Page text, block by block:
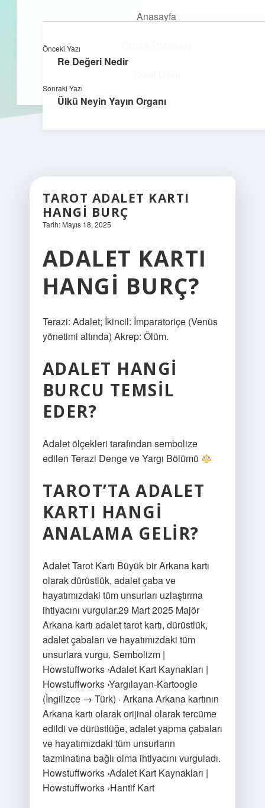
Anasayfa
aç
TAROT ADALET KARTI
HANGI BURÇ
Tarih: Mayıs 18, 2025
ADALET KARTI
HANGI BURÇ?
Terazi: Adalet; İkincil: İmparatoriçe (Venüs
yönetimi altında) Akrep: Ölüm.
ADALET HANGI
BURCU TEMSIL
EDER?
Adalet ölçekleri tarafından sembolize
edilen Terazi Denge ve Yargı Bölümü
TAROT’TA ADALET
KARTI HANGI
ANALAMA GELIR?
Adalet Tarot Kartı Büyük bir Arkana kartı
olarak dürüstlük, adalet çaba ve
hayatımızdaki tüm unsurları uzlaştırma
ihtiyacını vurgular.29 Mart 2025 Majör
Arkana kartı adalet tarot kartı, dürüstlük,
adalet çabaları ve hayatımızdaki tüm
unsurlara vurgu. Sembolizm |
Howstuffworks ›Adalet Kart Kaynakları |
Howstuffworks ›Yargılayan-Kartoogle
(İngilizce → Türk) · Arkana Arkana kartının
Arkana kartı olarak orijinal olarak tercüme
edildi ve dürüstlüğe, adalet yapma çabaları
ve hayatımızdaki tüm unsurların
tazminatına bağlı olma ihtiyacını vurguladı.
Howstuffworks ›Adalet Kart Kaynakları |
Howstuffworks ›Hantif Kart
Önceki Yazı
Re Değeri Nedir
Sonraki Yazı
Ülkü Neyin Yayın Organı